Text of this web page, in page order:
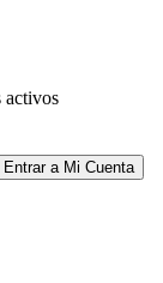
activos
Entrar a Mi Cuenta